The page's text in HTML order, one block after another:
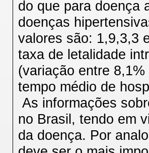
do que para doença
doenças
valores são: 1,9,3,3
taxa de letalidade
(variação entre
tempo médio de
As informações
no Brasil, tendo em
da doença. Por